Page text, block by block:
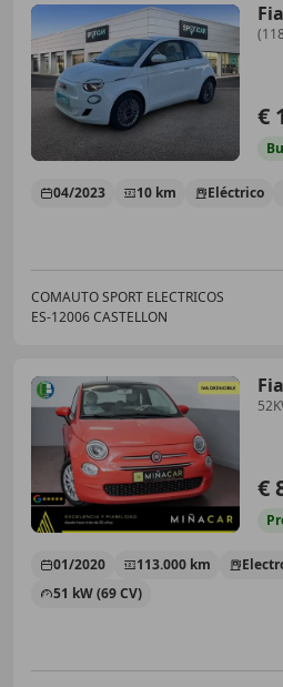
€
04/2023 10 km Eléctrico
COMAUTO SPORT ELECTRICOS
ES-12006 CASTELLON
€
01/2020 113.000 km
51 kW (69 CV)